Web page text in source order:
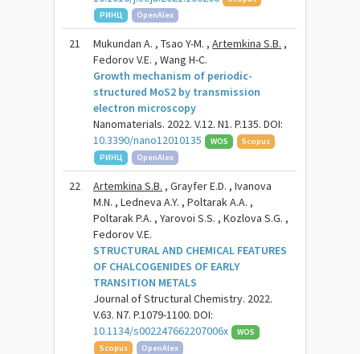
РИНЦ
OpenAlex
21 Mukundan A. , Tsao Y-M. ,Artemkina S.B. ,
Fedorov V.E. , Wang H-C.
Growth mechanism of periodic-
structured MoS2 by transmission
electron microscopy
Nanomaterials. 2022. V.12. N1. P.135. DOI:
10.3390/nano12010135
WOS
Scopus
РИНЦ
OpenAlex
22 Artemkina S.B. , Grayfer E.D. , Ivanova
M.N. , Ledneva A.Y. , Poltarak A.A. ,
Poltarak P.A. , Yarovoi S.S. , Kozlova S.G. ,
Fedorov V.E.
STRUCTURAL AND CHEMICAL FEATURES
OF CHALCOGENIDES OF EARLY
TRANSITION METALS
Journal of Structural Chemistry. 2022.
V.63. N7. P.1079-1100. DOI:
10.1134/s002247662207006x
WOS
Scopus
OpenAlex